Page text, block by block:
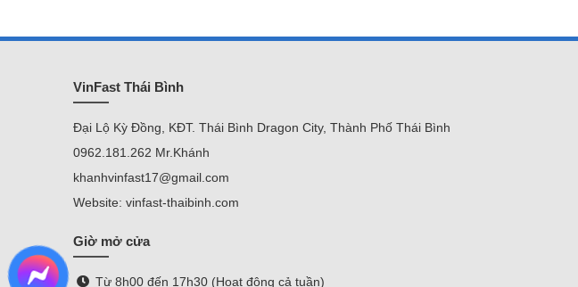
VinFast Thái Bình
Đại Lộ Kỳ Đồng, KĐT. Thái Bình Dragon City, Thành Phố Thái Bình
0962.181.262 Mr.Khánh
khanhvinfast17@gmail.com
Website: vinfast-thaibinh.com
Giờ mở cửa
Từ 8h00 đến 17h30 (Hoạt động cả tuần)